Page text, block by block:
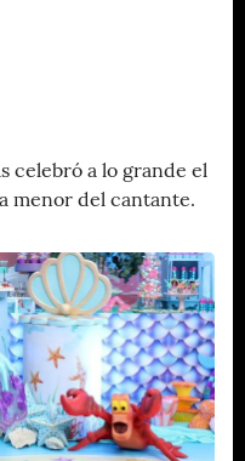
celebró a lo grande el
menor del cantante.